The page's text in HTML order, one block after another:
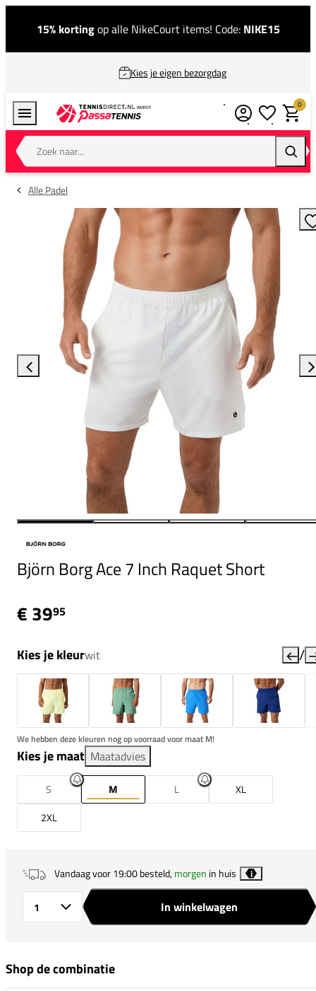
15% kortingop alle NikeCourt items! Code: NIKE15
Kies je eigen bezorgdag
Zoek naar...
0
Alle Padel
Björn Borg Ace 7 Inch Raquet Short
€ 3995
Kies je kleurwit /
We hebben deze kleuren nog op voorraad voor maat M!
Kies je maat Maatadvies
S M L
XL
2XL
Vandaag voor 19:00 besteld,morgen in huis i
In winkelwagen
Shop de combinatie